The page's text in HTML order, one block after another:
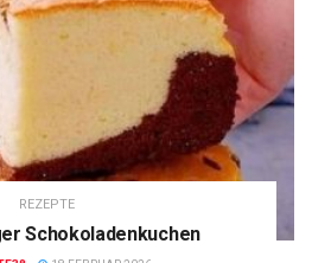
REZEPTE
Schokoladenkuchen